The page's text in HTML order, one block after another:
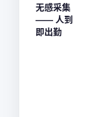
无感采集
—— 人到
即出勤